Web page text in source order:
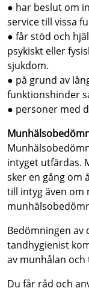
● har beslut om
service till vissa
● får stöd och
psykiskt eller
sjukdom.
● på grund av
funktionshinder
● personer med
intyget utfärdas.
sker en gång om
till intyg även om
Bedömningen av
tandhygienist
av munhålan och
Du får råd och